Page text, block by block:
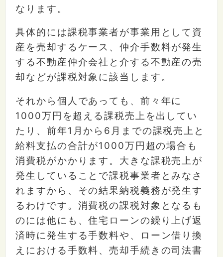
なります。
具体的には課税事業者が事業用として資
産を売却するケース、仲介手数料が発生
する不動産仲介会社と介する不動産の売
却などが課税対象に該当します。
それから個人であっても、前々年に
1000万円を超える課税売上を出してい
たり、前年1月から6月までの課税売上と
給料支払の合計が1000万円超の場合も
消費税がかかります。大きな課税売上が
発生していることで課税事業者とみなさ
れますから、その結果納税義務が発生す
るわけです。消費税の課税対象となるも
のには他にも、住宅ローンの繰り上げ返
済時に発生する手数料や、ローン借り換
えにおける手数料、売却手続きの司法書